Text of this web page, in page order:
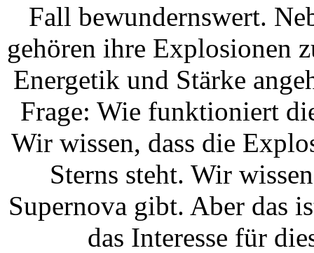
Fall bewundernswert.
gehören ihre Explosionen
Energetik und Stärke
Frage: Wie funktioniert
Wir wissen, dass die
Sterns steht. Wir
Supernova gibt. Aber das
das Interesse für